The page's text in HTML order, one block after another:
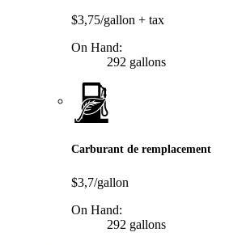
$3,75/gallon + tax
On Hand:
292 gallons
Carburant de remplacement
$3,7/gallon
On Hand:
292 gallons